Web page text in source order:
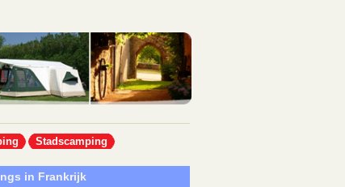
Stadscamping
in Frankrijk